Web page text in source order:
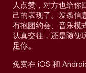
人点赞，对方也给你
己的表现了。发条信
有抱团约会、音乐模
认真交往，还是随便
足你。
免费在 iOS 和